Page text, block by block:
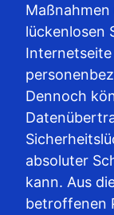
lückenlosen
Dennoch
absoluter
kann. Aus
betroffenen